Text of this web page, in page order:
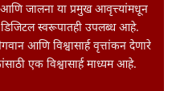
जालना या प्रमुख आवृत्त्यांमधून
स्वरूपातही उपलब्ध आहे.
आणि विश्वासार्ह वृत्तांकन देणारे
एक विश्वासार्ह माध्यम आहे.